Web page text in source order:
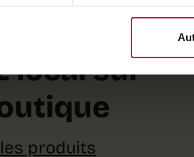
local sur
produits